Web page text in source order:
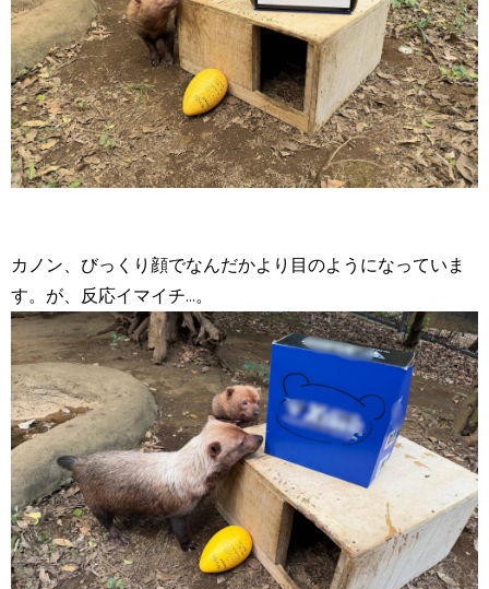
カノン、びっくり顔でなんだかより目のようになっていま
す。が、反応イマイチ...。